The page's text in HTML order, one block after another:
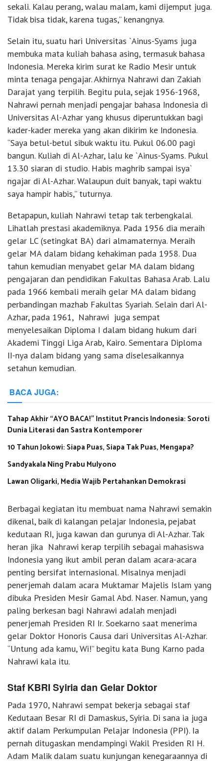
sekali. Kalau perang, walau malam, kami dijemput juga.
Tidak bisa tidak, karena tugas,” kenangnya.
Selain itu, suatu hari Universitas `Ainus-Syams juga
membuka mata kuliah bahasa asing, termasuk bahasa
Indonesia. Mereka kirim surat ke Radio Mesir untuk
minta tenaga pengajar. Akhirnya Nahrawi dan Zakiah
Darajat yang terpilih. Begitu pula, sejak 1956-1968,
Nahrawi pernah menjadi pengajar bahasa Indonesia di
Universitas Al-Azhar yang khusus diperuntukkan bagi
kader-kader mereka yang akan dikirim ke Indonesia.
“Saya betul-betul sibuk waktu itu. Pukul 06.00 pagi
bangun. Kuliah di Al-Azhar, lalu ke `Ainus-Syams. Pukul
13.30 siaran di studio. Habis maghrib sampai isya`
ngajar di Al-Azhar. Walaupun duit banyak, tapi waktu
saya hampir habis,” tuturnya.
Betapapun, kuliah Nahrawi tetap tak terbengkalai.
Lihatlah prestasi akademiknya. Pada 1956 dia meraih
gelar LC (setingkat BA) dari almamaternya. Meraih
gelar MA dalam bidang kehakiman pada 1958. Dua
tahun kemudian menyabet gelar MA dalam bidang
pengajaran dan pendidikan Fakultas Bahasa Arab. Lalu
pada 1966 kembali meraih gelar MA dalam bidang
perbandingan mazhab Fakultas Syariah. Selain dari Al-
Azhar, pada 1961, Nahrawi juga sempat
menyelesaikan Diploma I dalam bidang hukum dari
Akademi Tinggi Liga Arab, Kairo. Sementara Diploma
II-nya dalam bidang yang sama diselesaikannya
setahun kemudian.
BACA JUGA:
Tahap Akhir “AYO BACA!” Institut Prancis Indonesia: Soroti
Dunia Literasi dan Sastra Kontemporer
10 Tahun Jokowi: Siapa Puas, Siapa Tak Puas, Mengapa?
Sandyakala Ning Prabu Mulyono
Lawan Oligarki, Media Wajib Pertahankan Demokrasi
Berbagai kegiatan itu membuat nama Nahrawi semakin
dikenal, baik di kalangan pelajar Indonesia, pejabat
kedutaan RI, juga kawan dan gurunya di Al-Azhar. Tak
heran jika Nahrawi kerap terpilih sebagai mahasiswa
Indonesia yang ikut ambil peran dalam acara-acara
penting bersifat internasional. Misalnya menjadi
penerjemah dalam acara Muktamar Majelis Islam yang
dibuka Presiden Mesir Gamal Abd. Naser. Namun, yang
paling berkesan bagi Nahrawi adalah menjadi
penerjemah Presiden RI Ir. Soekarno saat menerima
gelar Doktor Honoris Causa dari Universitas Al-Azhar.
“Untung ada kamu, Wi!” begitu kata Bung Karno pada
Nahrawi kala itu.
Staf KBRI Syiria dan Gelar Doktor
Pada 1970, Nahrawi sempat bekerja sebagai staf
Kedutaan Besar RI di Damaskus, Syiria. Di sana ia juga
aktif dalam Perkumpulan Pelajar Indonesia (PPI). Ia
pernah ditugaskan mendampingi Wakil Presiden RI H.
Adam Malik dalam suatu kunjungan kenegaraannya di